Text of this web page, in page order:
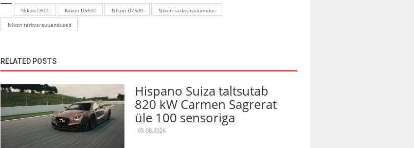
Nikon D500 Nikon D5600 Nikon D7500
Nikon tarkvarauuendus
Nikon tarkvarauuendused
RELATED POSTS
Hispano Suiza taltsutab
820 kW Carmen Sagrerat
üle 100 sensoriga
05.08.2026